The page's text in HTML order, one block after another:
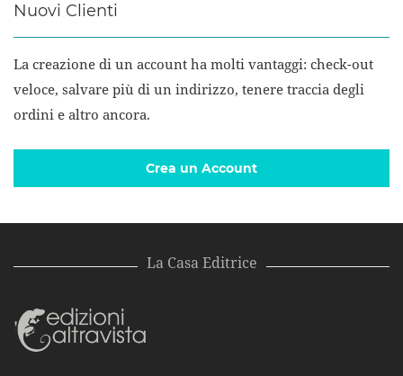
Nuovi Clienti
La creazione di un account ha molti vantaggi: check-out
veloce, salvare più di un indirizzo, tenere traccia degli
ordini e altro ancora.
Crea un Account
La Casa Editrice